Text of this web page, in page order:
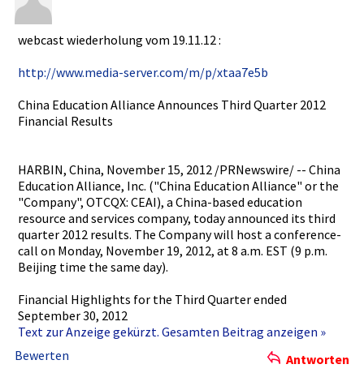
webcast wiederholu­ng vom 19.11.12 :
http://www­.media-ser­ver.com/m/­p/xtaa7e5b­
China Education Alliance Announces Third Quarter 2012
Financial Results
HARBIN, China, November 15, 2012 /PRNewswir­e/ -- China
Education Alliance, Inc. ("China Education Alliance" or the
"Company",­ OTCQX: CEAI), a China-base­d education
resource and services company, today announced its third
quarter 2012 results. The Company will host a conference­
call on Monday, November 19, 2012, at 8 a.m. EST (9 p.m.
Beijing time the same day).
Financial Highlights­ for the Third Quarter ended
September 30, 2012
Text zur Anzeige gekürzt. Gesamten Beitrag anzeigen »
Bewerten
Antworten